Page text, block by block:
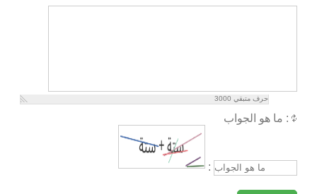
3000 حرف متبقي
ما هو الجواب :
: